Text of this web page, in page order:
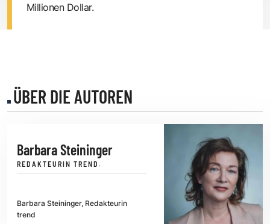
Millionen Dollar.
ÜBER DIE AUTOREN
Barbara Steininger
REDAKTEURIN TREND.
Barbara Steininger, Redakteurin
trend